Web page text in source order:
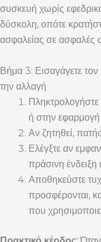
συσκευή χωρίς
δύσκολη, οπότε
ασφαλείας σε ασφαλές
Βήμα 3: Εισαγάγετε
την αλλαγή
ή στην
Αν ζητηθεί,
Ελέγξτε αν
πράσινη ένδειξη
Αποθηκεύστε
προσφέρονται,
που